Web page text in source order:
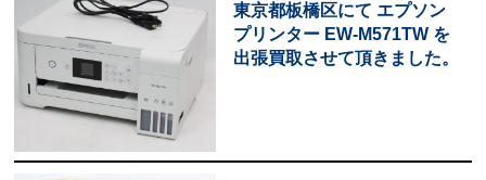
東京都板橋区にて エプソン
プリンター EW-M571TW を
出張買取させて頂きました。